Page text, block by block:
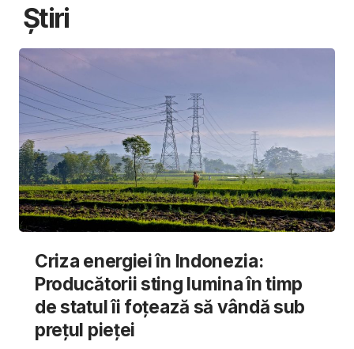
Știri
Criza energiei în Indonezia:
Producătorii sting lumina în timp
de statul îi foțează să vândă sub
prețul pieței